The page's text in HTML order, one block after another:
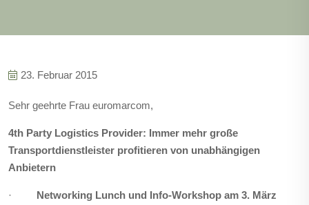
23. Februar 2015
Sehr geehrte Frau euromarcom,
4th Party Logistics Provider: Immer mehr große
Transportdienstleister profitieren von unabhängigen
Anbietern
· Networking Lunch und Info-Workshop am 3. März